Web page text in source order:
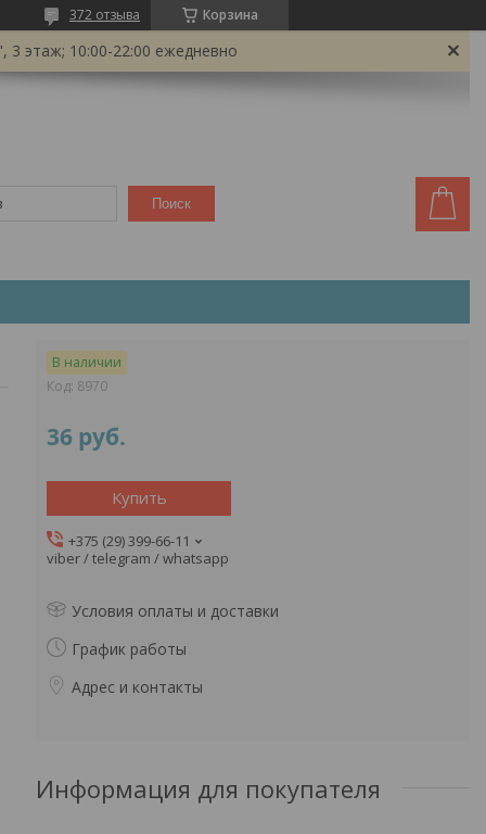
Корзина
372 отзыва
3 этаж; 10:00-22:00 ежедневно
Поиск
В наличии
Код: 8970
36 руб.
Купить
+375 (29) 399-66-11
viber / telegram / whatsapp
Условия оплаты и доставки
График работы
Адрес и контакты
Информация для покупателя